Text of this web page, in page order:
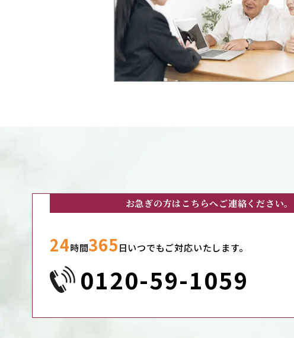
お急ぎの方はこちらへご連絡ください。
24時間365日いつでもご対応いたします。
0120-59-1059